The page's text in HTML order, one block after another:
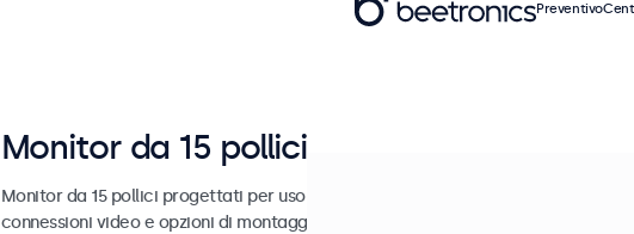
Monitor da 15 pollici
Monitor da 15 pollici progettati per uso industriale e commerciale. Questi
connessioni video e opzioni di montaggio versatili, consentendo loro di
Preventivo